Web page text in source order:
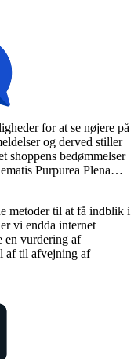
for at se nøjere på
og derved stiller
shoppens bedømmelser
Purpurea Plena…
metoder til at få indblik i
vi endda internet
en vurdering af
af til afvejning af